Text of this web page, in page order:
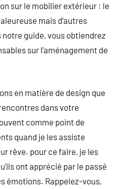
sur le mobilier extérieur : le
mais d’autres
guide, vous obtiendrez
sur l’aménagement de
en matière de design que
dans votre
comme point de
quand je les assiste
rêve. pour ce faire, je les
ont apprécié par le passé
émotions. Rappelez-vous,